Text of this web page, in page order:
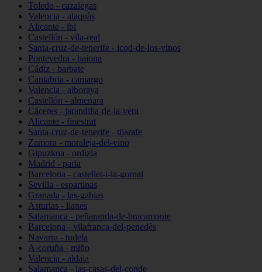
Toledo - cazalegas
Valencia - alaquàs
Alicante - ibi
Castellón - vila-real
Santa-cruz-de-tenerife - icod-de-los-vinos
Pontevedra - baiona
Cádiz - barbate
Cantabria - camargo
Valencia - alboraya
Castellón - almenara
Cáceres - jarandilla-de-la-vera
Alicante - finestrat
Santa-cruz-de-tenerife - tijarafe
Zamora - moraleja-del-vino
Gipuzkoa - ordizia
Madrid - parla
Barcelona - castellet-i-la-gornal
Sevilla - espartinas
Granada - las-gabias
Asturias - llanes
Salamanca - peñaranda-de-bracamonte
Barcelona - vilafranca-del-penedès
Navarra - tudela
A-coruña - miño
Valencia - aldaia
Salamanca - las-casas-del-conde